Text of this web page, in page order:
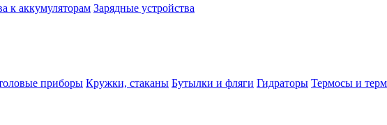
к аккумуляторам Зарядные устройства
приборы Кружки, стаканы Бутылки и фляги Гидраторы Термосы и